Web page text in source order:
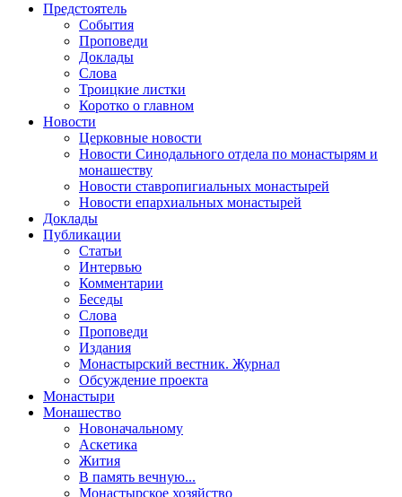
Предстоятель
События
Проповеди
Доклады
Слова
Троицкие листки
Коротко о главном
Новости
Церковные новости
Новости Синодального отдела по монастырям и
монашеству
Новости ставропигиальных монастырей
Новости епархиальных монастырей
Доклады
Публикации
Статьи
Интервью
Комментарии
Беседы
Слова
Проповеди
Издания
Монастырский вестник. Журнал
Обсуждение проекта
Монастыри
Монашество
Новоначальному
Аскетика
Жития
В память вечную...
Монастырское хозяйство